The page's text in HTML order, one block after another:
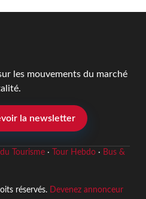
les mouvements du marché
la newsletter
Tourisme· Tour Hebdo· Bus &
réservés. Devenez annonceur